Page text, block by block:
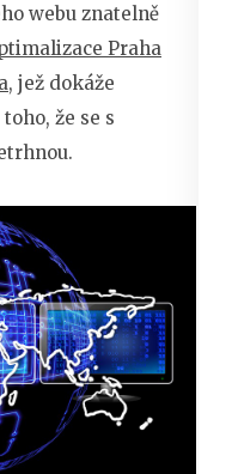
webu znatelně
Praha
, jež dokáže
že se s